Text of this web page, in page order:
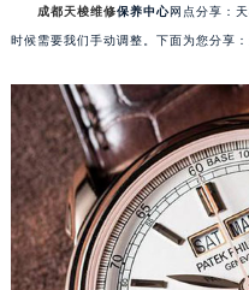
成都天梭维修保养中心网点分享：
时候需要我们手动调整。下面为您分享